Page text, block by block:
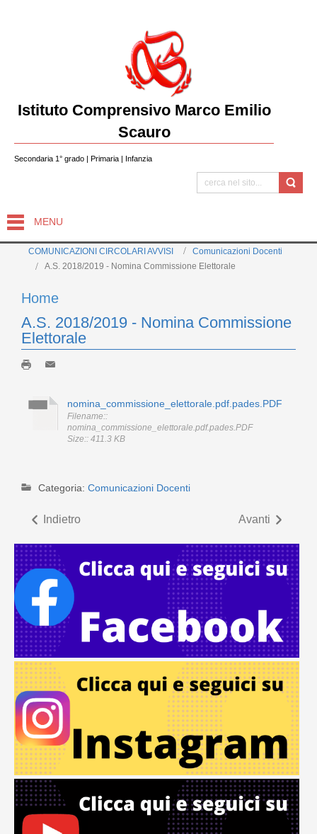
Istituto Comprensivo Marco Emilio
Scauro
Secondaria 1° grado | Primaria | Infanzia
MENU
COMUNICAZIONI CIRCOLARI AVVISI
Comunicazioni Docenti
A.S. 2018/2019 - Nomina Commissione Elettorale
Home
A.S. 2018/2019 - Nomina Commissione
Elettorale
nomina_commissione_elettorale.pdf.pades.PDF
Filename::
nomina_commissione_elettorale.pdf.pades.PDF
Size:: 411.3 KB
Categoria: Comunicazioni Docenti
Indietro Avanti